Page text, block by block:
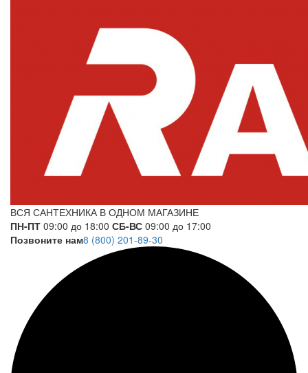
ВСЯ САНТЕХНИКА В ОДНОМ МАГАЗИНЕ
ПН-ПТ 09:00 до 18:00 СБ-ВС 09:00 до 17:00
Позвоните нам8 (800) 201-89-30